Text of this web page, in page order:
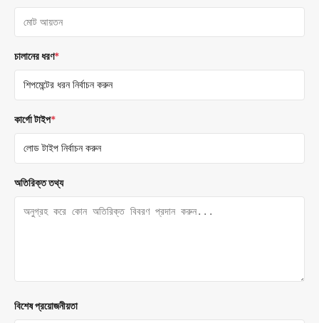
চালানের ধরণ*
কার্গো টাইপ*
অতিরিক্ত তথ্য
বিশেষ প্রয়োজনীয়তা